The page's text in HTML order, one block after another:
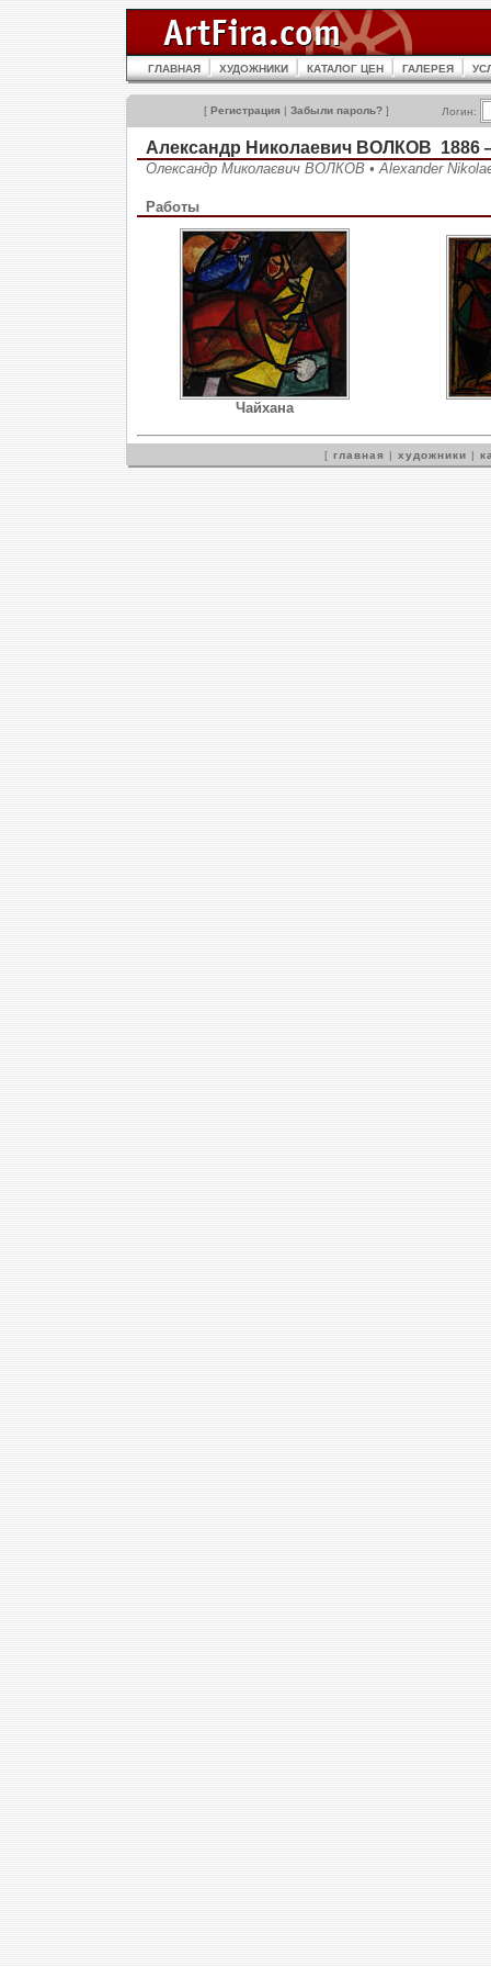
ГЛАВНАЯ ХУДОЖНИКИ КАТАЛОГ ЦЕН ГАЛЕРЕЯ
[ Регистрация | Забыли пароль? ] Логин:
Александр Николаевич ВОЛКОВ 1886
Олександр Миколаєвич ВОЛКОВ • Alexander
Работы
Чайхана
[ главная | художники |